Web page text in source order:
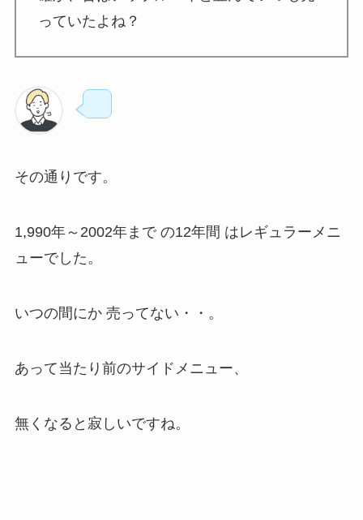
っていたよね？
その通りです。
1,990年～2002年まで の12年間 はレギュラーメニ
ューでした。
いつの間にか 売ってない・・。
あって当たり前のサイドメニュー、
無くなると寂しいですね。